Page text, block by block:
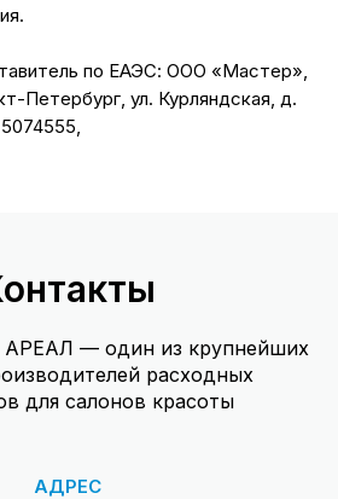
по ЕАЭС: ООО «Мастер»,
Петербург, ул. Курляндская, д.
АРЕАЛ — один из крупнейших
расходных
для салонов красоты
АДРЕС